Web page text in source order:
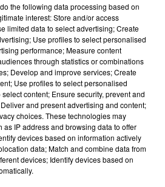
do the following data processing based on
interest: Store and/or access
limited data to select advertising; Create
Use profiles to select personalised
performance; Measure content
through statistics or combinations
Develop and improve services; Create
Use profiles to select personalised
content; Ensure security, prevent and
and present advertising and content;
choices. These technologies may
as IP address and browsing data to offer
devices based on information actively
data; Match and combine data from
devices; Identify devices based on